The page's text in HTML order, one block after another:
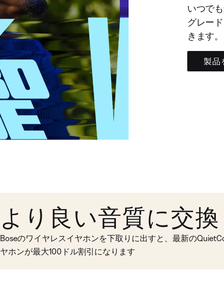
いつで
グレー
きます。
製品
より良い音質に交換
Boseのワイヤレスイヤホンを下取りに出すと、最新の
ヤホンが最大100ドル割引になります